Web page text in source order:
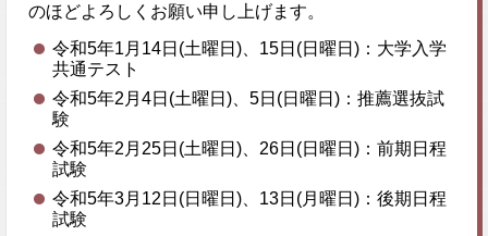
のほどよろしくお願い申し上げます。
令和5年1月14日(土曜日)、15日(日曜日)：大学入学
共通テスト
令和5年2月4日(土曜日)、5日(日曜日)：推薦選抜試
験
令和5年2月25日(土曜日)、26日(日曜日)：前期日程
試験
令和5年3月12日(日曜日)、13日(月曜日)：後期日程
試験